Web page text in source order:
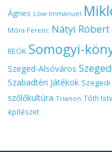
Ágnes Löw Immánuel
Móra Ferenc Nátyi Róbert
REÖK Somogyi-
Szeged-Alsóváros
Szabadtéri Játékok
szőlőkultúra Trianon Tóth
építészet